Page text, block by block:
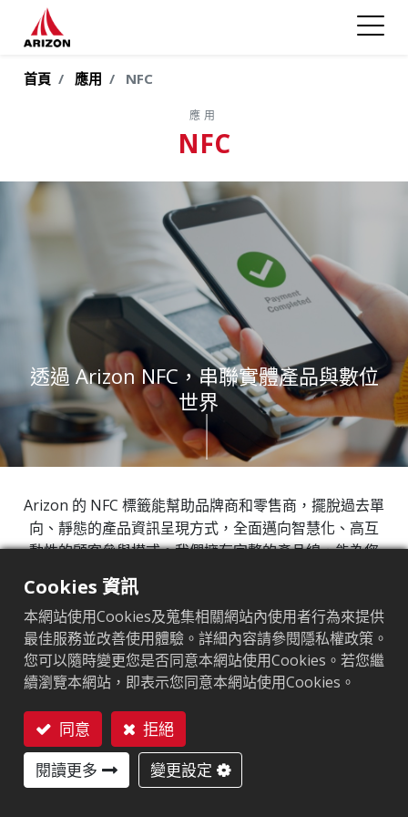
首頁 應用 NFC
應用
NFC
透過 Arizon NFC，串聯實體產品與數位
世界
Arizon 的 NFC 標籤能幫助品牌商和零售商，擺脫過去單
向、靜態的產品資訊呈現方式，全面邁向智慧化、高互
動性的顧客參與模式。我們擁有完整的產品線，能為您
的每一個產品提供頂級品質且安全的數位身分，讓您有
能力將實體產品與獨家數位內容連結起來。在現今的數
位商務浪潮中，這將是您創造無可比擬的顧客忠誠度與
業績成長的關鍵。
113%
預估至 2029 年，感應式支付（Contactless
Payments）的成長率
Cookies 資訊
本網站使用Cookies及蒐集相關網站內使用者行為來提供
最佳服務並改善使用體驗。詳細內容請參閱隱私權政策。
您可以隨時變更您是否同意本網站使用Cookies。若您繼
續瀏覽本網站，即表示您同意本網站使用Cookies。
同意
拒絕
閱讀更多
變更設定